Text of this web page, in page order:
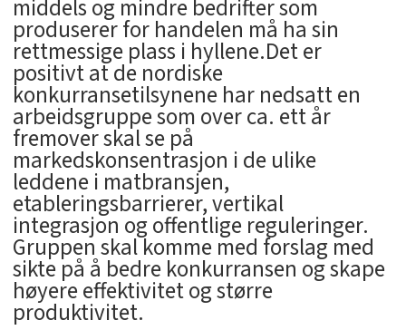
middels og mindre bedrifter som
produserer for handelen må ha sin
rettmessige plass i hyllene.Det er
positivt at de nordiske
konkurransetilsynene har nedsatt en
arbeidsgruppe som over ca. ett år
fremover skal se på
markedskonsentrasjon i de ulike
leddene i matbransjen,
etableringsbarrierer, vertikal
integrasjon og offentlige reguleringer.
Gruppen skal komme med forslag med
sikte på å bedre konkurransen og skape
høyere effektivitet og større
produktivitet.